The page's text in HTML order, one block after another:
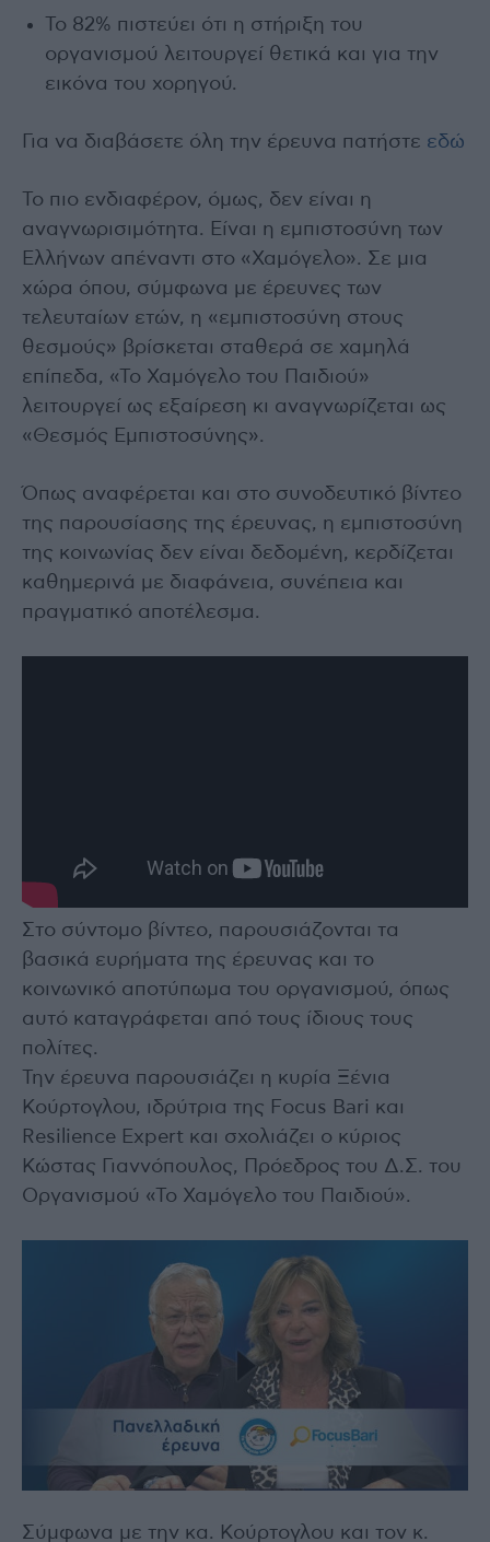
Το 82% πιστεύει ότι η στήριξη του
οργανισμού λειτουργεί θετικά και για την
εικόνα του χορηγού.
Για να διαβάσετε όλη την έρευνα πατήστε εδώ
Το πιο ενδιαφέρον, όμως, δεν είναι η
αναγνωρισιμότητα. Είναι η εμπιστοσύνη των
Ελλήνων απέναντι στο «Χαμόγελο». Σε μια
χώρα όπου, σύμφωνα με έρευνες των
τελευταίων ετών, η «εμπιστοσύνη στους
θεσμούς» βρίσκεται σταθερά σε χαμηλά
επίπεδα, «Το Χαμόγελο του Παιδιού»
λειτουργεί ως εξαίρεση κι αναγνωρίζεται ως
«Θεσμός Εμπιστοσύνης».
Όπως αναφέρεται και στο συνοδευτικό βίντεο
της παρουσίασης της έρευνας, η εμπιστοσύνη
της κοινωνίας δεν είναι δεδομένη, κερδίζεται
καθημερινά με διαφάνεια, συνέπεια και
πραγματικό αποτέλεσμα.
Στο σύντομο βίντεο, παρουσιάζονται τα
βασικά ευρήματα της έρευνας και το
κοινωνικό αποτύπωμα του οργανισμού, όπως
αυτό καταγράφεται από τους ίδιους τους
πολίτες.
Την έρευνα παρουσιάζει η κυρία Ξένια
Κούρτογλου, ιδρύτρια της Focus Bari και
Resilience Expert και σχολιάζει ο κύριος
Κώστας Γιαννόπουλος, Πρόεδρος του Δ.Σ. του
Οργανισμού «Το Χαμόγελο του Παιδιού».
Σύμφωνα με την κα. Κούρτογλου και τον κ.